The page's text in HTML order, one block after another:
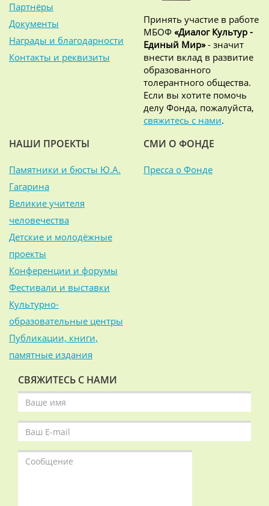
Партнёры
Документы
Награды и благодарности
Контакты и реквизиты
Принять участие в работе
МБОФ «Диалог Культур -
Единый Мир»- значит
внести вклад в развитие
образованного
толерантного общества.
Если вы хотите помочь
делу Фонда, пожалуйста,
свяжитесь с нами.
НАШИ ПРОЕКТЫ
Памятники и бюсты Ю.А.
Гагарина
Великие учителя
человечества
Детские и молодёжные
проекты
Конференции и форумы
Фестивали и выставки
Культурно-
образовательные центры
Публикации, книги,
памятные издания
СМИ О ФОНДЕ
Пресса о Фонде
СВЯЖИТЕСЬ С НАМИ